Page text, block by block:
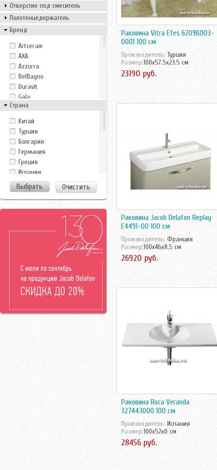
Отверстие под смеситель
Полотенцедержатель
Бренд
Artceram
AXA
Azzurra
BelBagno
Duravit
Gala
Gsi
Gustavsberg
Ideal Standard
Ido
Ifo
Imex
Jacob Delafon
Laufen
Monte Bianco
Noken
Pyramis
Sanela
Sanita
Sanita Lux
Santeri
Страна
Kитай
Tурция
Болгария
Германия
Греция
Испания
Италия
Китай
Росcия
Финляндия
Чехия/Россия
Швецария
Швеция
Очистить
Раковина Vitra Efes 6209B003-
0001 100 см
Производитель: Турция
Размер:100x57.5x23.5 см
23190 руб.
Раковина Jacob Delafon Replay
E4491-00 100 см
Производитель: Франция
Размер:100x46x8.5 см
26920 руб.
Раковина Roca Veranda
327443000 100 см
Производитель: Испания
Размер:100x52x0 см
28456 руб.